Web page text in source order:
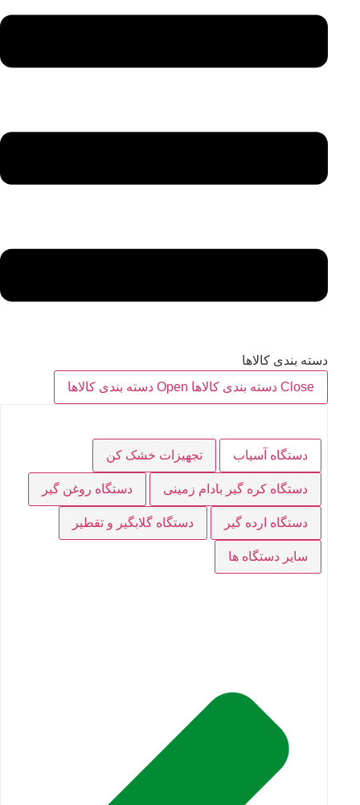
دسته بندی کالاها
Close دسته بندی کالاها
Open دسته بندی کالاها
دستگاه آسیاب تجهیزات خشک کن
دستگاه کره گیر بادام زمینی دستگاه روغن گیر
دستگاه ارده گیر دستگاه گلابگیر و تقطیر
سایر دستگاه ها